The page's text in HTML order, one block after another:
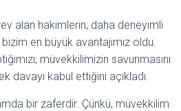
alan hakimlerin, daha deneyimli
en büyük avantajımız oldu.
müvekkilimizin savunmasını
davayı kabul ettiğini açıkladı.
bir zaferdir. Çünkü, müvekkilim